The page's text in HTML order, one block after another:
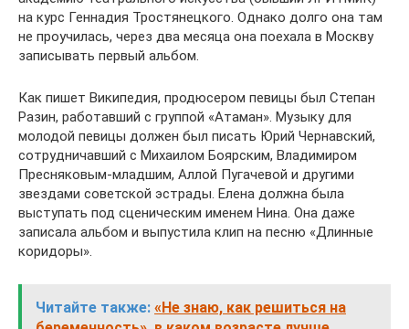
на курс Геннадия Тростянецкого. Однако долго она там
не проучилась, через два месяца она поехала в Москву
записывать первый альбом.
Как пишет Википедия, продюсером певицы был Степан
Разин, работавший с группой «Атаман». Музыку для
молодой певицы должен был писать Юрий Чернавский,
сотрудничавший с Михаилом Боярским, Владимиром
Пресняковым-младшим, Аллой Пугачевой и другими
звездами советской эстрады. Елена должна была
выступать под сценическим именем Нина. Она даже
записала альбом и выпустила клип на песню «Длинные
коридоры».
Читайте также: «Не знаю, как решиться на